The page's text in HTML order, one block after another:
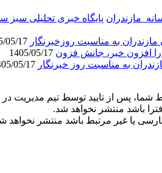
پایگاه خبری تحلیلی سبز
به مناسبت روزخبرنگار
افزون خبر، جانش فزون
به مناسبت روز خبرنگار
شما، پس از تایید توسط تیم مدیریت
باشد منتشر نخواهد شد.
یا غیر مرتبط باشد منتشر نخواهد